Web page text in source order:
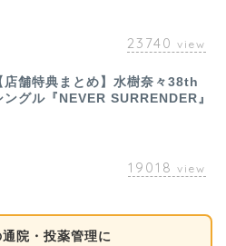
23740 view
店舗特典まとめ】水樹奈々38th
ングル『NEVER SURRENDER』
19018 view
院・投薬管理に